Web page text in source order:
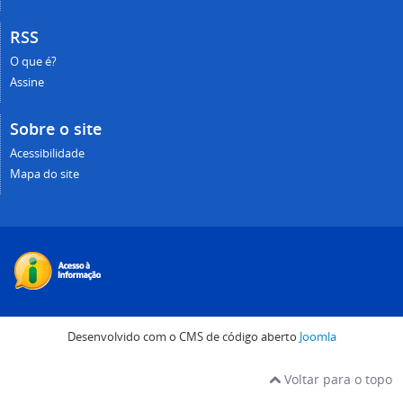
RSS
O que é?
Assine
Sobre o site
Acessibilidade
Mapa do site
Desenvolvido com o CMS de código aberto Joomla
Voltar para o topo